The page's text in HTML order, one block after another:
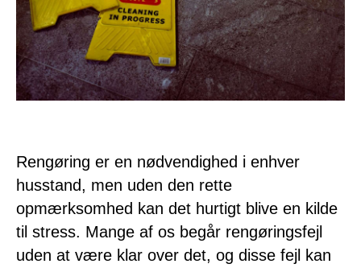
Rengøring er en nødvendighed i enhver
husstand, men uden den rette
opmærksomhed kan det hurtigt blive en kilde
til stress. Mange af os begår rengøringsfejl
uden at være klar over det, og disse fejl kan